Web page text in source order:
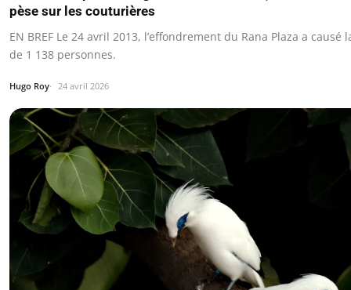
pèse sur les couturières
EN BREF Le 24 avril 2013, l’effondrement du Rana Plaza a causé
de 1 138 personnes.
Hugo Roy 24 avril 2026